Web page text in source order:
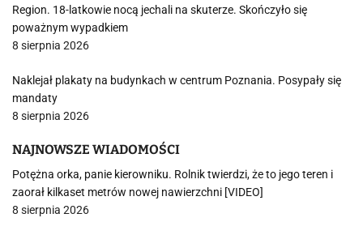
Region. 18-latkowie nocą jechali na skuterze. Skończyło się
poważnym wypadkiem
8 sierpnia 2026
Naklejał plakaty na budynkach w centrum Poznania. Posypały się
mandaty
8 sierpnia 2026
NAJNOWSZE WIADOMOŚCI
Potężna orka, panie kierowniku. Rolnik twierdzi, że to jego teren i
zaorał kilkaset metrów nowej nawierzchni [VIDEO]
8 sierpnia 2026